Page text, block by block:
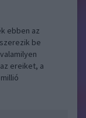
ebben az
be
ereiket, a